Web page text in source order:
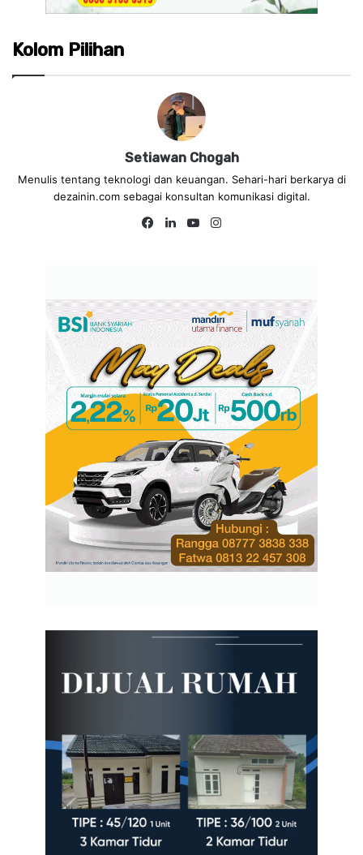
Kolom Pilihan
Setiawan Chogah
Menulis tentang teknologi dan keuangan. Sehari-hari berkarya di
dezainin.com sebagai konsultan komunikasi digital.
Fa
Lin
Yo